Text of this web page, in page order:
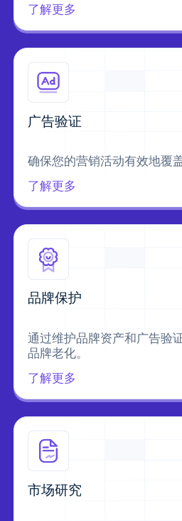
了解更多
广告验证
确保您的营销活动有效地覆
了解更多
品牌保护
通过维护品牌资产和广告验
品牌老化。
了解更多
市场研究